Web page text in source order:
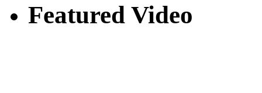
Featured Video